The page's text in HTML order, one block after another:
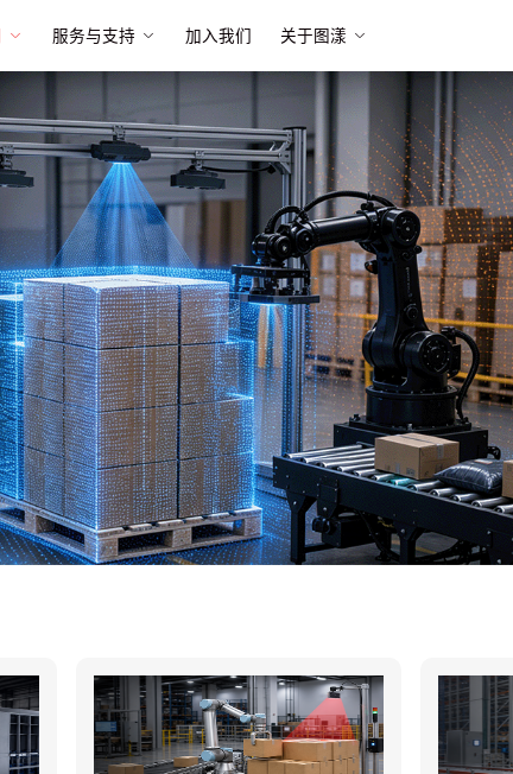
服务与支持 加入我们 关于图漾